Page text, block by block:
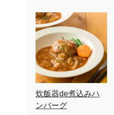
炊飯器de煮込みハ
ンバーグ